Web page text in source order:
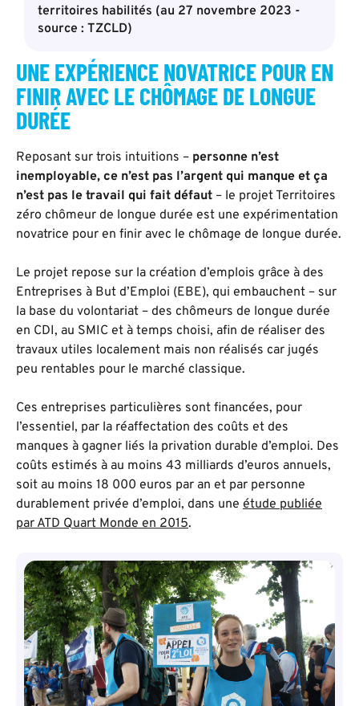
territoires habilités (au 27 novembre 2023 -
source : TZCLD)
UNE EXPÉRIENCE NOVATRICE POUR EN
FINIR AVEC LE CHÔMAGE DE LONGUE
DURÉE
Reposant sur trois intuitions – personne n’est
inemployable, ce n’est pas l’argent qui manque et ça
n’est pas le travail qui fait défaut – le projet Territoires
zéro chômeur de longue durée est une expérimentation
novatrice pour en finir avec le chômage de longue durée.
Le projet repose sur la création d’emplois grâce à des
Entreprises à But d’Emploi (EBE), qui embauchent – sur
la base du volontariat – des chômeurs de longue durée
en CDI, au SMIC et à temps choisi, afin de réaliser des
travaux utiles localement mais non réalisés car jugés
peu rentables pour le marché classique.
Ces entreprises particulières sont financées, pour
l’essentiel, par la réaffectation des coûts et des
manques à gagner liés la privation durable d’emploi. Des
coûts estimés à au moins 43 milliards d’euros annuels,
soit au moins 18 000 euros par an et par personne
durablement privée d’emploi, dans une étude publiée
par ATD Quart Monde en 2015.